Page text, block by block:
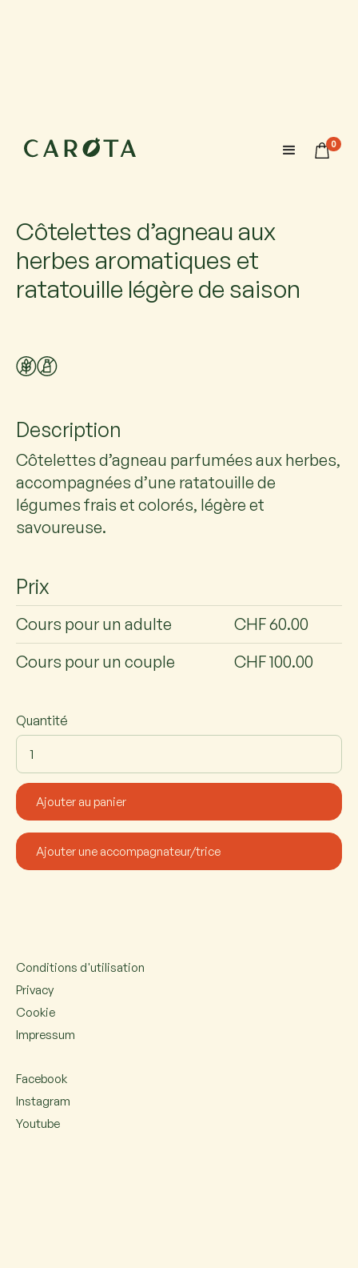
0
18 août 2026
18:00-20:00
Maximum 6 participants avec 1 accompagnateur chacun.
Côtelettes d’agneau aux
herbes aromatiques et
ratatouille légère de saison
Description
Côtelettes d’agneau parfumées aux herbes,
accompagnées d’une ratatouille de
légumes frais et colorés, légère et
savoureuse.
Prix
Cours pour un adulte
CHF 60.00
Cours pour un couple
CHF 100.00
Quantité
Conditions d'utilisation
Privacy
Cookie
Impressum
Facebook
Instagram
Youtube